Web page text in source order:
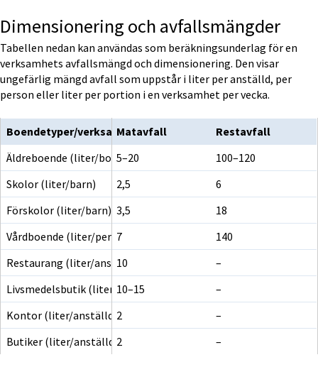
Dimensionering och avfallsmängder
Tabellen nedan kan användas som beräkningsunderlag för en
verksamhets avfallsmängd och dimensionering. Den visar
ungefärlig mängd avfall som uppstår i liter per anställd, per
person eller liter per portion i en verksamhet per vecka.
Tabell dimensionering och
Matavfall
Restavfall
5–20
100–120
2,5
6
3,5
18
7
140
10
–
10–15
–
2
–
2
–
Boendetyper/verksamheter
Äldreboende (liter/boende)
Skolor (liter/barn)
Förskolor (liter/barn)
Vårdboende (liter/person)
Restaurang (liter/anställd)
Livsmedelsbutik (liter/anställd)
Kontor (liter/anställd)
Butiker (liter/anställd)